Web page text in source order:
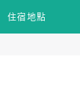
住宿地點